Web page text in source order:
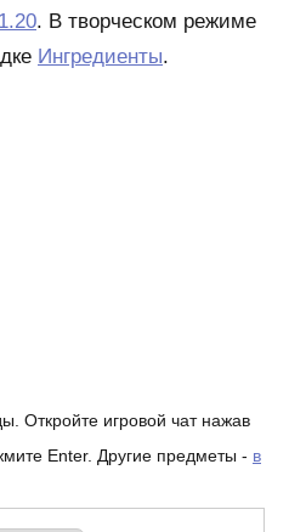
. В творческом режиме
Ингредиенты.
Откройте игровой чат нажав
Enter. Другие предметы - в